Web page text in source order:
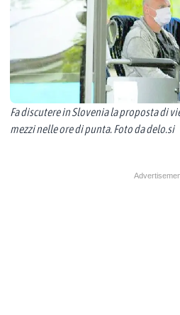
Fa discutere in Slovenia la proposta di
mezzi nelle ore di punta. Foto da delo.si